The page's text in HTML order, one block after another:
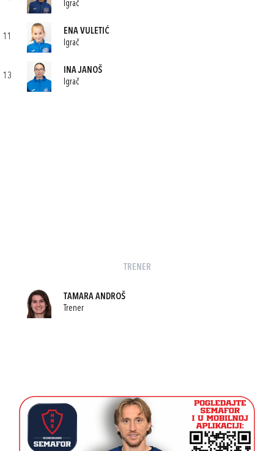
Igrač
11
ENA VULETIĆ
Igrač
13
INA JANOŠ
Igrač
TRENER
TAMARA ANDROŠ
Trener